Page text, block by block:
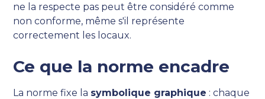
ne la respecte pas peut être considéré comme
non conforme, même s'il représente
correctement les locaux.
Ce que la norme encadre
La norme fixe la symbolique graphique : chaque